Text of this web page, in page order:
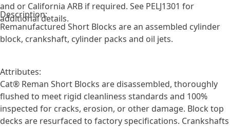
and or California ARB if required. See PELJ1301 for
additional details.
Description:
Remanufactured Short Blocks are an assembled cylinder
block, crankshaft, cylinder packs and oil jets.
Attributes:
Cat® Reman Short Blocks are disassembled, thoroughly
flushed to meet rigid cleanliness standards and 100%
inspected for cracks, erosion, or other damage. Block top
decks are resurfaced to factory specifications. Crankshafts